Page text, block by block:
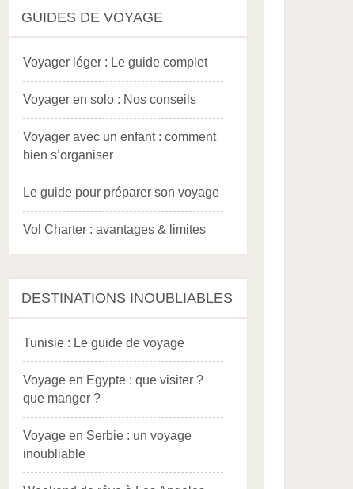
GUIDES DE VOYAGE
Voyager léger : Le guide complet
Voyager en solo : Nos conseils
Voyager avec un enfant : comment
bien s’organiser
Le guide pour préparer son voyage
Vol Charter : avantages & limites
DESTINATIONS INOUBLIABLES
Tunisie : Le guide de voyage
Voyage en Egypte : que visiter ?
que manger ?
Voyage en Serbie : un voyage
inoubliable